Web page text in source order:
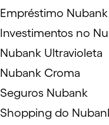
Empréstimo Nubank
Investimentos no
Nubank Ultravioleta
Nubank Croma
Seguros Nubank
Shopping do